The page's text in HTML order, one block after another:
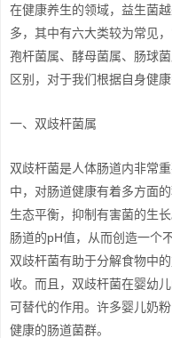
在健康养生的领域，益生菌
多，其中有六大类较为常见
孢杆菌属、酵母菌属、肠球
区别，对于我们根据自身健
一、双歧杆菌属
双歧杆菌是人体肠道内非常
中，对肠道健康有着多方面
生态平衡，抑制有害菌的生
肠道的pH值，从而创造一个
双歧杆菌有助于分解食物中
收。而且，双歧杆菌在婴幼
可替代的作用。许多婴儿奶
健康的肠道菌群。